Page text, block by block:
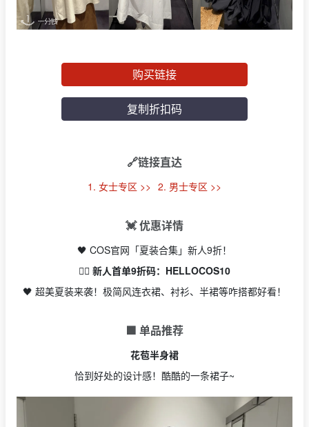
购买链接
复制折扣码
🔗链接直达
1. 女士专区 >> 2. 男士专区 >>
💓 优惠详情
🖤 COS官网「夏装合集」新人9折！
👉🏻 新人首单9折码：HELLOCOS10
🖤 超美夏装来袭！极简风连衣裙、衬衫、半裙等咋搭都好看！
🟩 单品推荐
花苞半身裙
恰到好处的设计感！酷酷的一条裙子~